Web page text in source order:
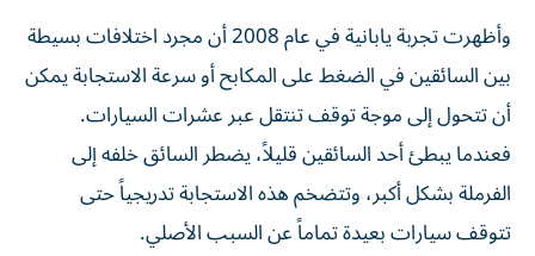
وأظهرت تجربة يابانية في عام 2008 أن مجرد اختلافات بسيطة
بين السائقين في الضغط على المكابح أو سرعة الاستجابة يمكن
أن تتحول إلى موجة توقف تنتقل عبر عشرات السيارات.
فعندما يبطئ أحد السائقين قليلاً، يضطر السائق خلفه إلى
الفرملة بشكل أكبر، وتتضخم هذه الاستجابة تدريجياً حتى
تتوقف سيارات بعيدة تماماً عن السبب الأصلي.